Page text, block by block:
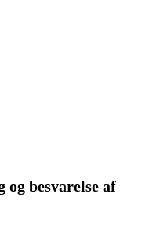
og besvarelse af